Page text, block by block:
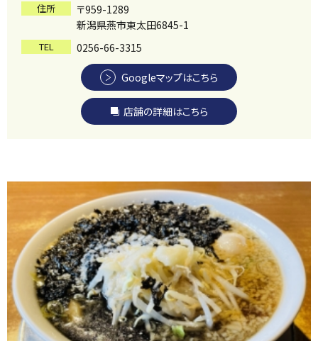
住所
〒959-1289
新潟県燕市東太田6845-1
TEL 0256-66-3315
Googleマップはこちら
店舗の詳細はこちら